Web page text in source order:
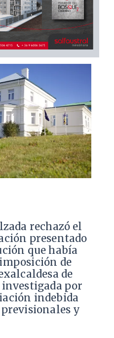
rechazó el
presentado
que había
de
de
por
indebida
y